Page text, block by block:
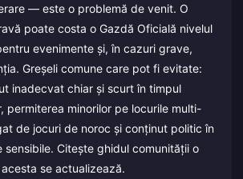
— este o problemă de venit. O
poate costa o Gazdă Oficială nivelul
evenimente și, în cazuri grave,
Greșeli comune care pot fi evitate:
inadecvat chiar și scurt în timpul
permiterea minorilor pe locurile multi-
de jocuri de noroc și conținut politic în
sensibile. Citește ghidul comunității o
se actualizează.